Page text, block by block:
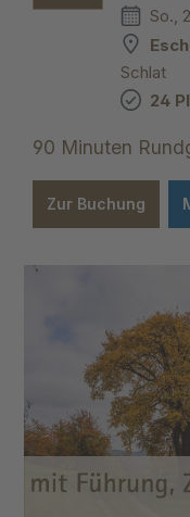
So.,
Schlat
24
90 Minuten
Zur Buchung